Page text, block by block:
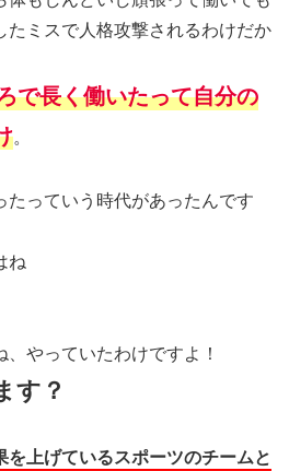
たミスで人格攻撃されるわけだか
で長く働いたって自分の
。
っていう時代があったんです
ね
やっていたわけですよ！
す？
を上げているスポーツのチームと